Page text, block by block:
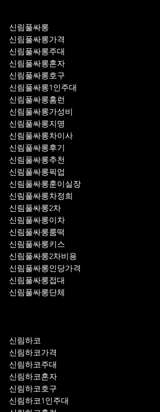
신림풀싸롱
신림풀싸롱가격
신림풀싸롱주대
신림풀싸롱혼자
신림풀싸롱호구
신림풀싸롱1인주대
신림풀싸롱홈런
신림풀싸롱가성비
신림풀싸롱지명
신림풀싸롱차이사
신림풀싸롱후기
신림풀싸롱추천
신림풀싸롱훈이실장
신림풀싸롱차정희
신림풀싸롱2차
신림풀싸롱이차
신림풀싸롱룸떡
신림풀싸롱키스
신림풀싸롱2차비용
신림풀싸롱인당가격
신림풀싸롱접대
신림풀싸롱단체
신림하코
신림하코가격
신림하코주대
신림하코혼자
신림하코호구
신림하코1인주대